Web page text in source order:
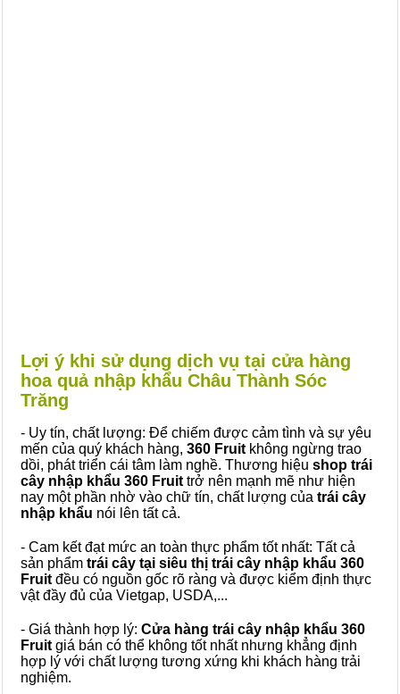
Lợi ý khi sử dụng dịch vụ tại cửa hàng
hoa quả nhập khẩu Châu Thành Sóc
Trăng
- Uy tín, chất lượng: Để chiếm được cảm tình và sự yêu
mến của quý khách hàng, 360 Fruit không ngừng trao
dồi, phát triển cái tâm làm nghề. Thương hiệu shop trái
cây nhập khẩu 360 Fruit trở nên mạnh mẽ như hiện
nay một phần nhờ vào chữ tín, chất lượng của trái cây
nhập khẩu nói lên tất cả.
- Cam kết đạt mức an toàn thực phẩm tốt nhất: Tất cả
sản phẩm trái cây tại siêu thị trái cây nhập khẩu 360
Fruit đều có nguồn gốc rõ ràng và được kiểm định thực
vật đầy đủ của Vietgap, USDA,...
- Giá thành hợp lý: Cửa hàng trái cây nhập khẩu 360
Fruit giá bán có thể không tốt nhất nhưng khẳng định
hợp lý với chất lượng tương xứng khi khách hàng trải
nghiệm.